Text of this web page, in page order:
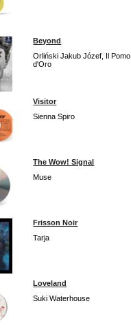
Beyond
Orliński Jakub Józef, Il Pomo
d'Oro
Visitor
Sienna Spiro
The Wow! Signal
Muse
Frisson Noir
Tarja
Loveland
Suki Waterhouse